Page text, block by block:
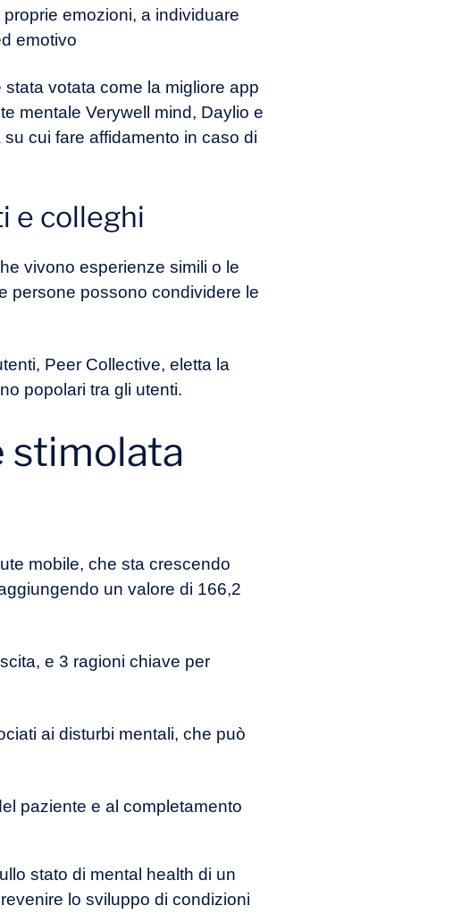
emozioni, a individuare
emotivo
votata come la migliore app
mentale Verywell mind, Daylio e
cui fare affidamento in caso di
e colleghi
vivono esperienze simili o le
persone possono condividere le
Peer Collective, eletta la
popolari tra gli utenti.
stimolata
mobile, che sta crescendo
un valore di 166,2
e 3 ragioni chiave per
ai disturbi mentali, che può
paziente e al completamento
stato di mental health di un
lo sviluppo di condizioni